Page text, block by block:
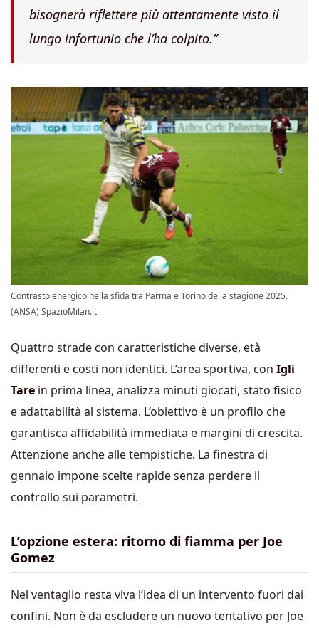
bisognerà riflettere più attentamente visto il
lungo infortunio che l’ha colpito.”
Contrasto energico nella sfida tra Parma e Torino della stagione 2025.
(ANSA) SpazioMilan.it
Quattro strade con caratteristiche diverse, età
differenti e costi non identici. L’area sportiva, con Igli
Tare in prima linea, analizza minuti giocati, stato fisico
e adattabilità al sistema. L’obiettivo è un profilo che
garantisca affidabilità immediata e margini di crescita.
Attenzione anche alle tempistiche. La finestra di
gennaio impone scelte rapide senza perdere il
controllo sui parametri.
L’opzione estera: ritorno di fiamma per Joe
Gomez
Nel ventaglio resta viva l’idea di un intervento fuori dai
confini. Non è da escludere un nuovo tentativo per Joe